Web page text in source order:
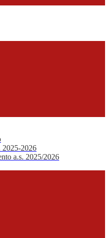
2025-2026
a.s. 2025/2026